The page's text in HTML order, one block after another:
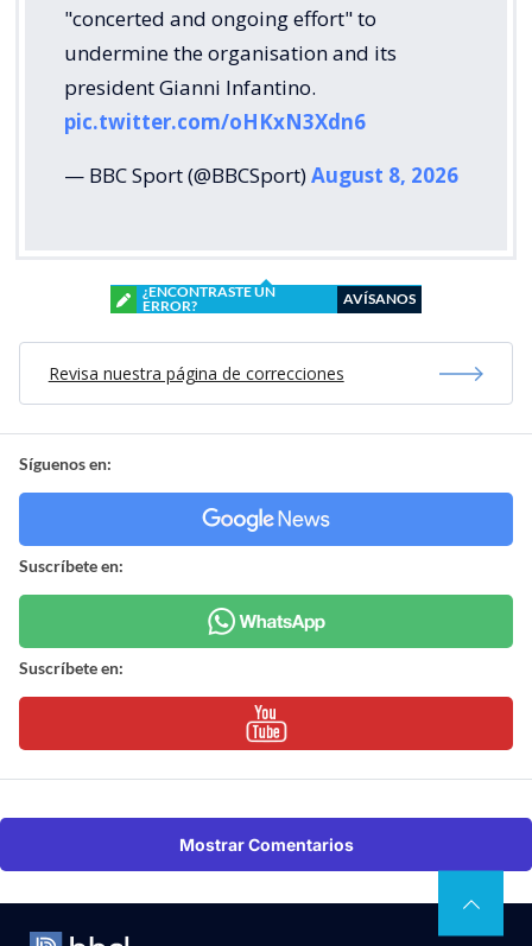
"concerted and ongoing effort" to
undermine the organisation and its
president Gianni Infantino.
pic.twitter.com/oHKxN3Xdn6
— BBC Sport (@BBCSport)August 8, 2026
¿ENCONTRASTE UN
ERROR?
AVÍSANOS
Revisa nuestra página de correcciones
Síguenos en:
Suscríbete en:
Suscríbete en:
Mostrar Comentarios